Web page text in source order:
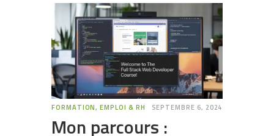
FORMATION, EMPLOI & RH SEPTEMBRE 6, 2024
Mon parcours :